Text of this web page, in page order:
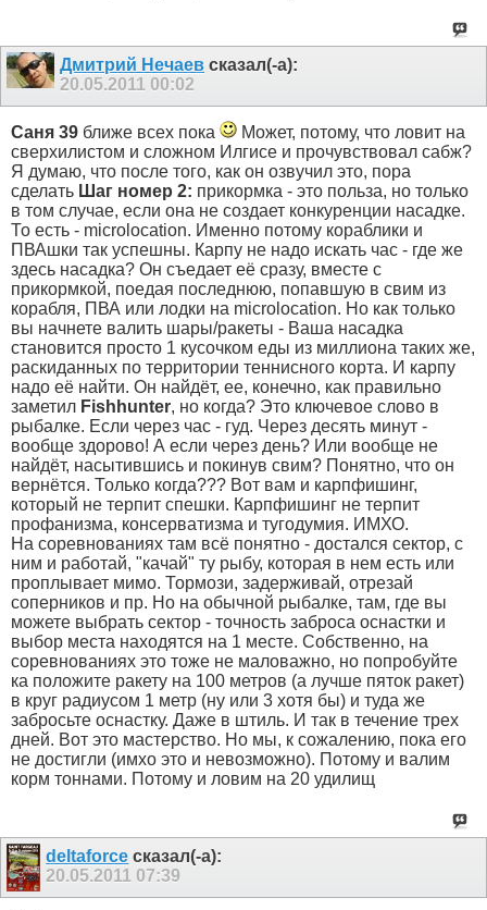
Дмитрий Нечаев сказал(-а):
20.05.2011 00:02
Саня 39 ближе всех пока
Может, потому, что ловит на
сверхилистом и сложном Илгисе и прочувствовал сабж?
Я думаю, что после того, как он озвучил это, пора
сделать Шаг номер 2: прикормка - это польза, но только
в том случае, если она не создает конкуренции насадке.
То есть - microlocation. Именно потому кораблики и
ПВАшки так успешны. Карпу не надо искать час - где же
здесь насадка? Он съедает её сразу, вместе с
прикормкой, поедая последнюю, попавшую в свим из
корабля, ПВА или лодки на microlocation. Но как только
вы начнете валить шары/ракеты - Ваша насадка
становится просто 1 кусочком еды из миллиона таких же,
раскиданных по территории теннисного корта. И карпу
надо её найти. Он найдёт, ее, конечно, как правильно
заметил Fishhunter, но когда? Это ключевое слово в
рыбалке. Если через час - гуд. Через десять минут -
вообще здорово! А если через день? Или вообще не
найдёт, насытившись и покинув свим? Понятно, что он
вернётся. Только когда??? Вот вам и карпфишинг,
который не терпит спешки. Карпфишинг не терпит
профанизма, консерватизма и тугодумия. ИМХО.
На соревнованиях там всё понятно - достался сектор, с
ним и работай, "качай" ту рыбу, которая в нем есть или
проплывает мимо. Тормози, задерживай, отрезай
соперников и пр. Но на обычной рыбалке, там, где вы
можете выбрать сектор - точность заброса оснастки и
выбор места находятся на 1 месте. Собственно, на
соревнованиях это тоже не маловажно, но попробуйте
ка положите ракету на 100 метров (а лучше пяток ракет)
в круг радиусом 1 метр (ну или 3 хотя бы) и туда же
забросьте оснастку. Даже в штиль. И так в течение трех
дней. Вот это мастерство. Но мы, к сожалению, пока его
не достигли (имхо это и невозможно). Потому и валим
корм тоннами. Потому и ловим на 20 удилищ
deltaforce сказал(-а):
20.05.2011 07:39